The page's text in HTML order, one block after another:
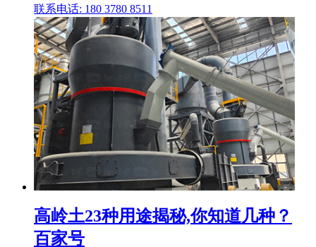
联系电话: 180 3780 8511
高岭土23种用途揭秘,你知道几种？
百家号